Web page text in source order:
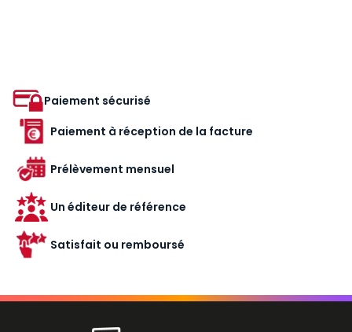
Paiement sécurisé
Paiement à réception de la facture
Prélèvement mensuel
Un éditeur de référence
Satisfait ou remboursé